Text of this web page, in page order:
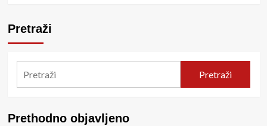
Pretraži
Pretraži
Prethodno objavljeno